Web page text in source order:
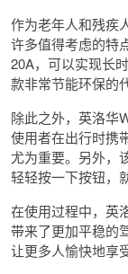
作为老年人和残疾
许多值得考虑的特
20A，可以实现长
款非常节能环保的
除此之外，英洛华
使用者在出行时携
尤为重要。另外，
轻轻按一下按钮，
在使用过程中，英
带来了更加平稳的
让更多人愉快地享